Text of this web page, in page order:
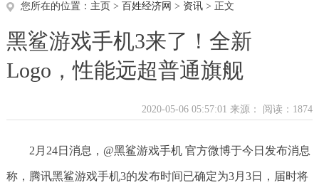
您所在的位置： 主页 > 百姓经济网 > 资讯> 正文
黑鲨游戏手机3来了！全新
Logo，性能远超普通旗舰
2020-05-06 05:57:01 来源： 阅读：1874
2月24日消息，@黑鲨游戏手机 官方微博于今日发布消息
称，腾讯黑鲨游戏手机3的发布时间已确定为3月3日，届时将